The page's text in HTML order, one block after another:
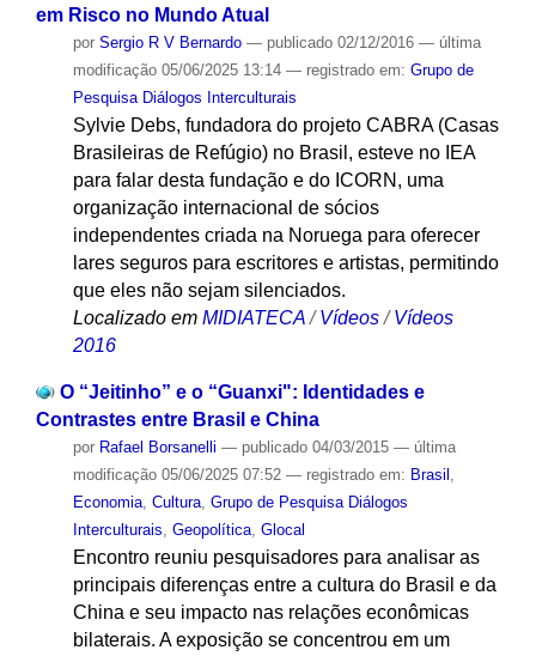
em Risco no Mundo Atual
por Sergio R V Bernardo — publicado02/12/2016 — última
modificação05/06/2025 13:14 — registrado em: Grupo de
Pesquisa Diálogos Interculturais
Sylvie Debs, fundadora do projeto CABRA (Casas
Brasileiras de Refúgio) no Brasil, esteve no IEA
para falar desta fundação e do ICORN, uma
organização internacional de sócios
independentes criada na Noruega para oferecer
lares seguros para escritores e artistas, permitindo
que eles não sejam silenciados.
Localizado em MIDIATECA / Vídeos / Vídeos
2016
O “Jeitinho” e o “Guanxi": Identidades e
Contrastes entre Brasil e China
por Rafael Borsanelli — publicado04/03/2015 — última
modificação05/06/2025 07:52 — registrado em: Brasil ,
Economia, Cultura, Grupo de Pesquisa Diálogos
Interculturais, Geopolítica, Glocal
Encontro reuniu pesquisadores para analisar as
principais diferenças entre a cultura do Brasil e da
China e seu impacto nas relações econômicas
bilaterais. A exposição se concentrou em um